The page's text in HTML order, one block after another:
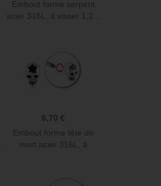
Embout forme serpent
acier 316L, à visser 1,2...
6,70 €
Embout forme tête de
mort acier 316L, à